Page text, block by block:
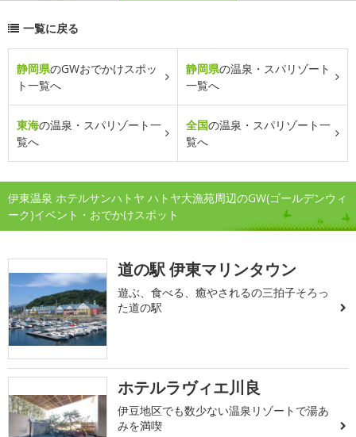
一覧に戻る
静岡県のGWおでかけスポッ
ト一覧へ
静岡県の温泉・スパリゾート
一覧へ
東海の温泉・スパリゾート一
覧へ
全国の温泉・スパリゾート一
覧へ
伊東温泉 ホテルサンハトヤ ハトヤ大漁苑周辺のGW(ゴールデンウィ
ーク)イベント・おでかけスポット
道の駅 伊東マリンタウン
遊ぶ、食べる、癒やされるの三拍子そろっ
た道の駅
ホテルラヴィエ川良
伊豆地区でも数少ない温泉リゾートで湯あ
みを満喫